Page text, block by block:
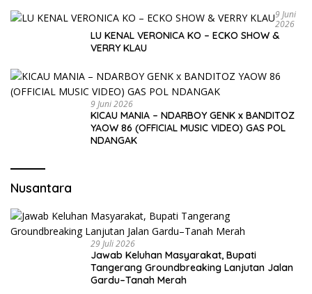
9 Juni
2026
LU KENAL VERONICA KO – ECKO SHOW &
VERRY KLAU
9 Juni 2026
KICAU MANIA – NDARBOY GENK x BANDITOZ
YAOW 86 (OFFICIAL MUSIC VIDEO) GAS POL
NDANGAK
Nusantara
29 Juli 2026
Jawab Keluhan Masyarakat, Bupati
Tangerang Groundbreaking Lanjutan Jalan
Gardu–Tanah Merah